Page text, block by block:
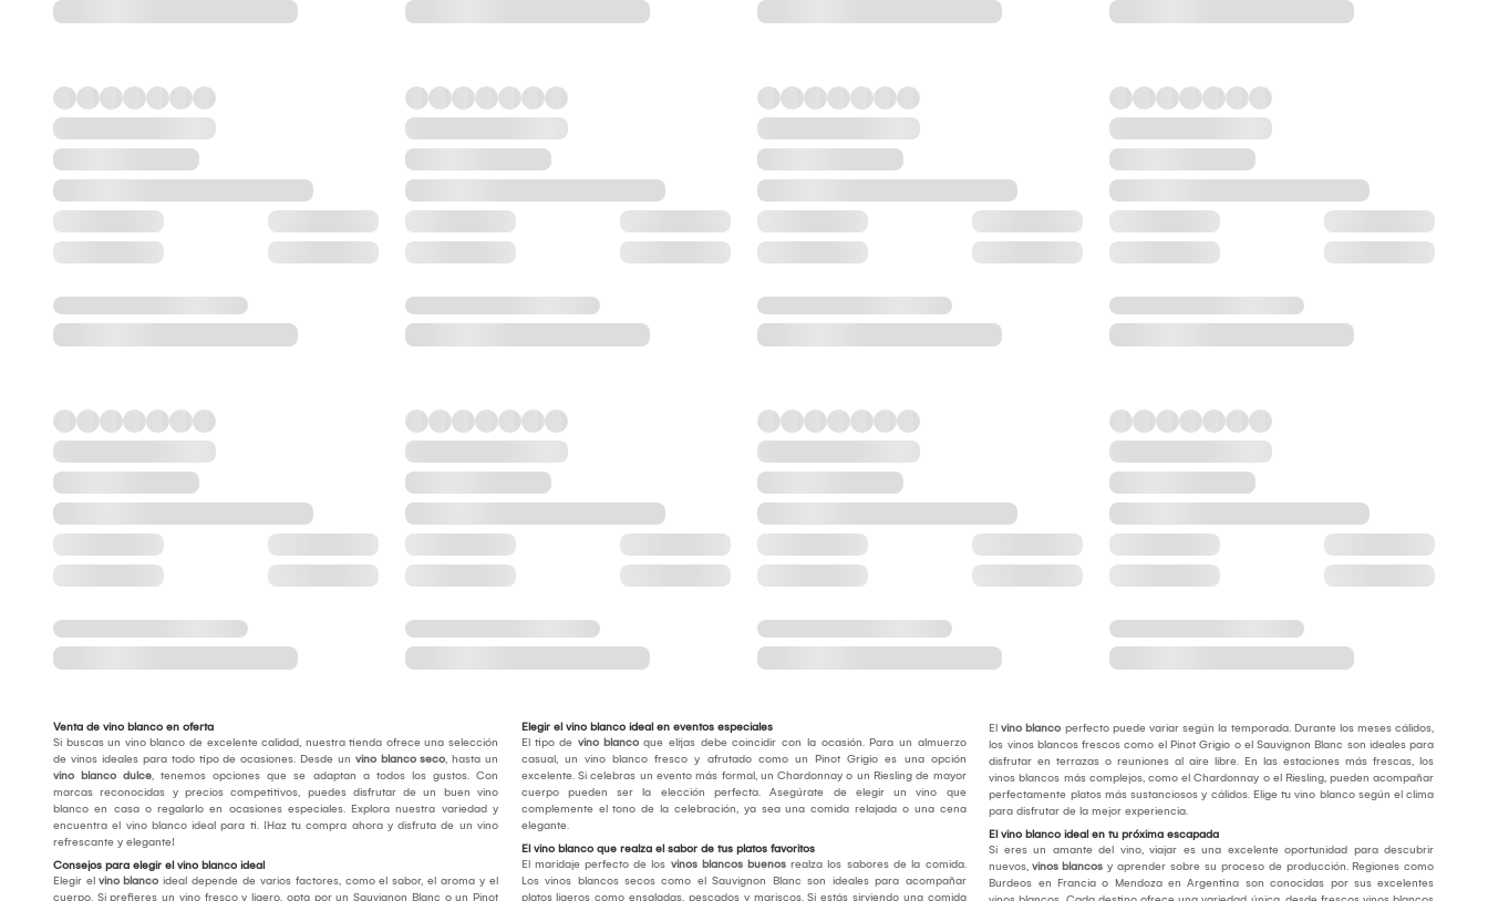
Venta de vino blanco en oferta
Si buscas un vino blanco de excelente calidad, nuestra tienda ofrece una selección
de vinos ideales para todo tipo de ocasiones. Desde un vino blanco seco, hasta un
vino blanco dulce, tenemos opciones que se adaptan a todos los gustos. Con
marcas reconocidas y precios competitivos, puedes disfrutar de un buen vino
blanco en casa o regalarlo en ocasiones especiales. Explora nuestra variedad y
encuentra el vino blanco ideal para ti. ¡Haz tu compra ahora y disfruta de un vino
refrescante y elegante!
Consejos para elegir el vino blanco ideal
Elegir el vino blanco ideal depende de varios factores, como el sabor, el aroma y el
cuerpo. Si prefieres un vino fresco y ligero, opta por un Sauvignon Blanc o un Pinot
Elegir el vino blanco ideal en eventos especiales
El tipo de vino blancoque elijas debe coincidir con la ocasión. Para un almuerzo
casual, un vino blanco fresco y afrutado como un Pinot Grigio es una opción
excelente. Si celebras un evento más formal, un Chardonnay o un Riesling de mayor
cuerpo pueden ser la elección perfecta. Asegúrate de elegir un vino que
complemente el tono de la celebración, ya sea una comida relajada o una cena
elegante.
El vino blanco que realza el sabor de tus platos favoritos
El maridaje perfecto de los vinos blancos buenosrealza los sabores de la comida.
Los vinos blancos secos como el Sauvignon Blanc son ideales para acompañar
platos ligeros como ensaladas, pescados y mariscos. Si estás sirviendo una comida
Elvino blanco perfecto puede variar según la temporada. Durante los meses cálidos,
los vinos blancos frescos como el Pinot Grigio o el Sauvignon Blanc son ideales para
disfrutar en terrazas o reuniones al aire libre. En las estaciones más frescas, los
vinos blancos más complejos, como el Chardonnay o el Riesling, pueden acompañar
perfectamente platos más sustanciosos y cálidos. Elige tu vino blanco según el clima
para disfrutar de la mejor experiencia.
El vino blanco ideal en tu próxima escapada
Si eres un amante del vino, viajar es una excelente oportunidad para descubrir
nuevos,vinos blancos y aprender sobre su proceso de producción. Regiones como
Burdeos en Francia o Mendoza en Argentina son conocidas por sus excelentes